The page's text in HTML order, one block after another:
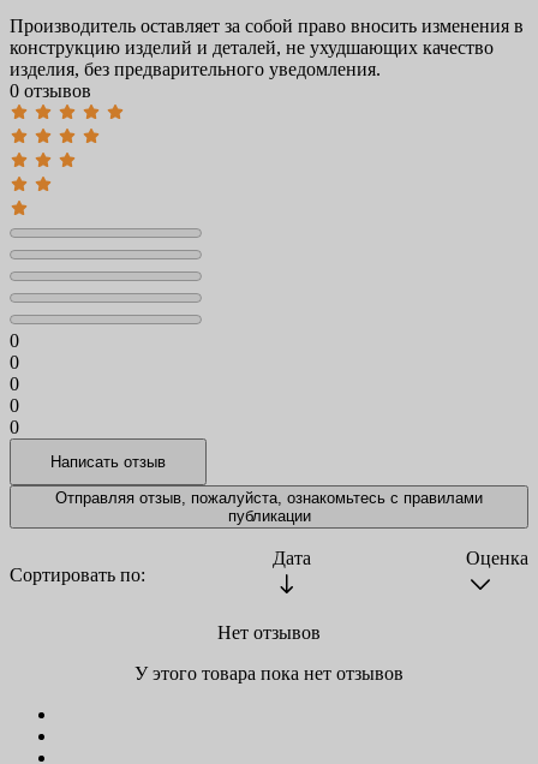
Производитель оставляет за собой право вносить изменения в
конструкцию изделий и деталей, не ухудшающих качество
изделия, без предварительного уведомления.
0 отзывов
0
0
0
0
0
Отправляя отзыв, пожалуйста, ознакомьтесь с правилами
публикации
Сортировать по:
Дата Оценка
Нет отзывов
У этого товара пока нет отзывов